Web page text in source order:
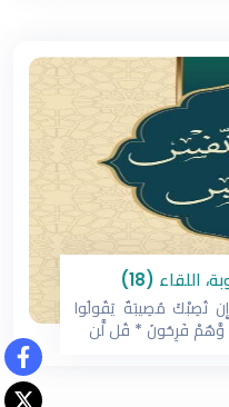
تُصِبْكَ مُصِيبَةٌ يَقُولُوا
وَّهُمْ فَرِحُونَ * قُل لَّن